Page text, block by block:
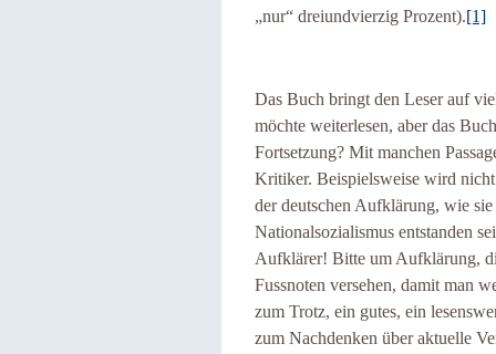
„nur“ dreiundvierzig Prozent).[1]
Das Buch bringt den Leser auf
möchte weiterlesen, aber das
Fortsetzung? Mit manchen
Kritiker. Beispielsweise wird nicht
der deutschen Aufklärung, wie
Nationalsozialismus entstanden
Aufklärer! Bitte um Aufklärung,
Fussnoten versehen, damit man
zum Trotz, ein gutes, ein
zum Nachdenken über aktuelle